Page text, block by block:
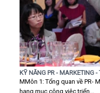
KỸ NĂNG PR - MARKETING -
MMôn 1: Tổng quan về PR-
hạng mục công việc triển...